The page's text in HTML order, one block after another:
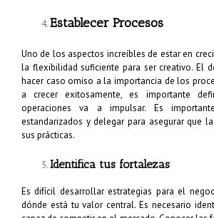
Establecer Procesos
Uno de los aspectos increíbles de estar en
la flexibilidad suficiente para ser creativo. El
hacer caso omiso a la importancia de los
a crecer exitosamente, es importante
operaciones va a impulsar. Es
estandarizados y delegar para asegurar que
sus prácticas.
Identifica tus fortalezas
Es difícil desarrollar estrategias para el
dónde está tu valor central. Es necesario